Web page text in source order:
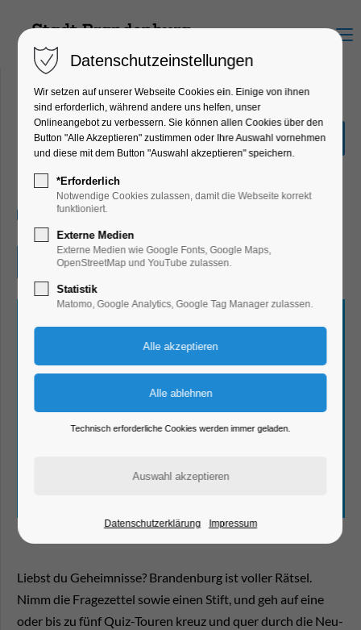
Menu
Quiz-Tour
Ferienkalender, Kinder, Jugend, Mitmach-
Aktion
14.08.2026, 10:00–17:00
Eintritt frei
Liebst du Geheimnisse? Brandenburg ist voller Rätsel.
Nimm die Fragezettel sowie einen Stift, und geh auf eine
oder bis zu fünf Quiz-Touren kreuz und quer durch die Neu-
Datenschutzeinstellungen
Wir setzen auf unserer Webseite Cookies ein. Einige von ihnen
sind erforderlich, während andere uns helfen, unser
Onlineangebot zu verbessern. Sie können allen Cookies über den
Button "Alle Akzeptieren" zustimmen oder Ihre Auswahl vornehmen
und diese mit dem Button "Auswahl akzeptieren" speichern.
*Erforderlich
Notwendige Cookies zulassen, damit die Webseite korrekt
funktioniert.
Externe Medien
Externe Medien wie Google Fonts, Google Maps,
OpenStreetMap und YouTube zulassen.
Statistik
Matomo, Google Analytics, Google Tag Manager zulassen.
Technisch erforderliche Cookies werden immer geladen.
Datenschutzerklärung Impressum